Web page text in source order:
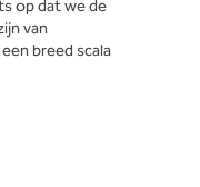
op dat we de
van
breed scala